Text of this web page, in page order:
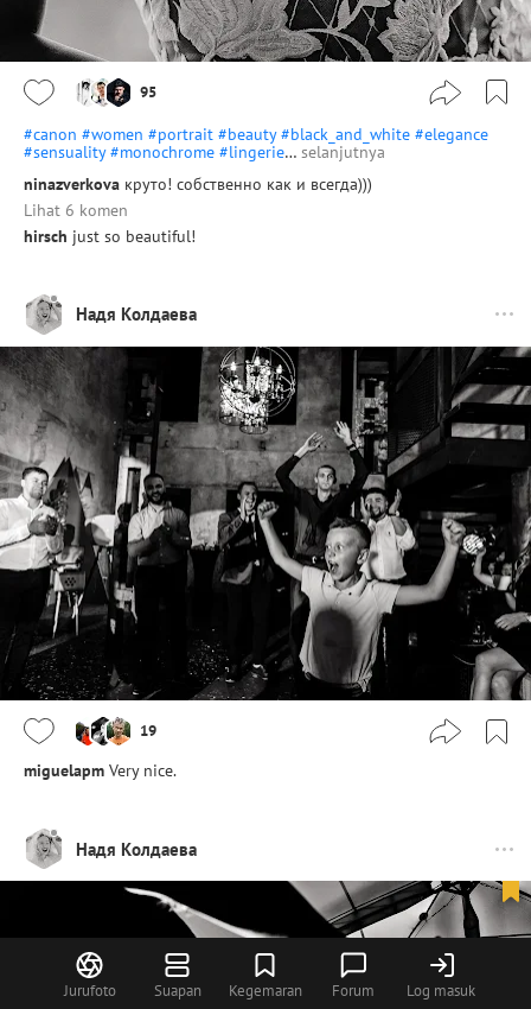
Jurufoto Suapan Kegemaran Forum Log masuk
95
#canon #women #portrait #beauty #black_and_white #elegance
#sensuality #monochrome #lingerie… selanjutnya
ninazverkova круто! собственно как и всегда)))
Lihat 6 komen
hirsch just so beautiful!
Надя Колдаева
19
miguelapm Very nice.
Надя Колдаева